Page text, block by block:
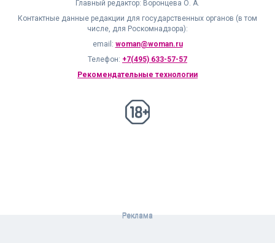
Главный редактор: Воронцева О. А.
Контактные данные редакции для государственных органов (в том
числе, для Роскомнадзора):
email: woman@woman.ru
Телефон: +7(495) 633-57-57
Рекомендательные технологии
18+